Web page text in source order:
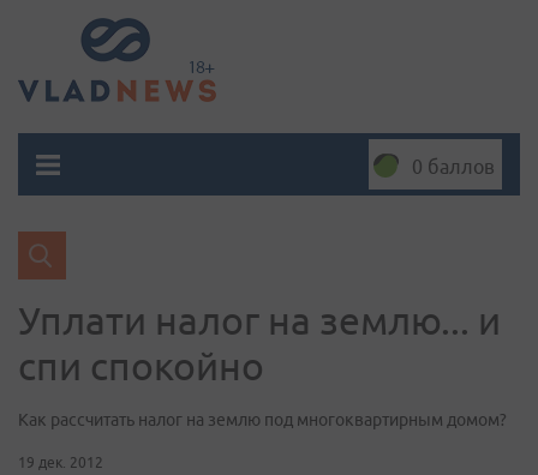
0 баллов
Уплати налог на землю... и
спи спокойно
Как рассчитать налог на землю под многоквартирным домом?
19 дек. 2012